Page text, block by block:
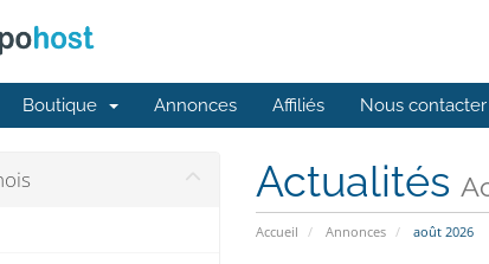
Boutique Annonces Affiliés Nous contacter
Actualités
Accueil Annonces août 2026